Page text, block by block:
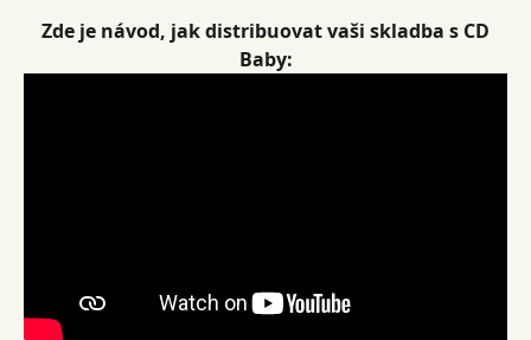
Zde je návod, jak distribuovat vaši skladba s CD
Baby: